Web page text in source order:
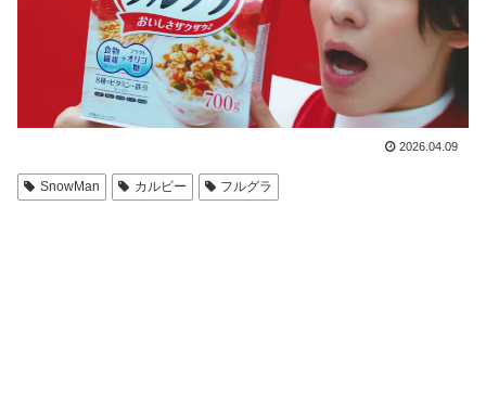
2026.04.09
SnowMan カルビー フルグラ